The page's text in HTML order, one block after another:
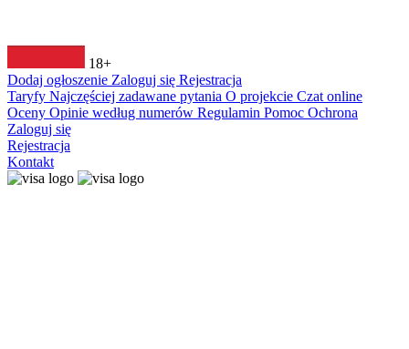
18+
Dodaj ogłoszenie Zaloguj się Rejestracja
Taryfy Najczęściej zadawane pytania O projekcie Czat online
Oceny Opinie według numerów Regulamin Pomoc Ochrona
Zaloguj się
Rejestracja
Kontakt